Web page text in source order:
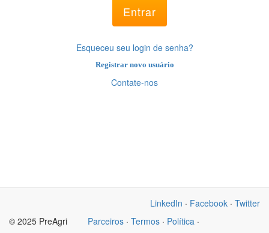
Esqueceu seu login de senha?
Registrar novo usuário
Contate-nos
LinkedIn · Facebook · Twitter
© 2025 PreAgri
Parceiros · Termos · Política ·